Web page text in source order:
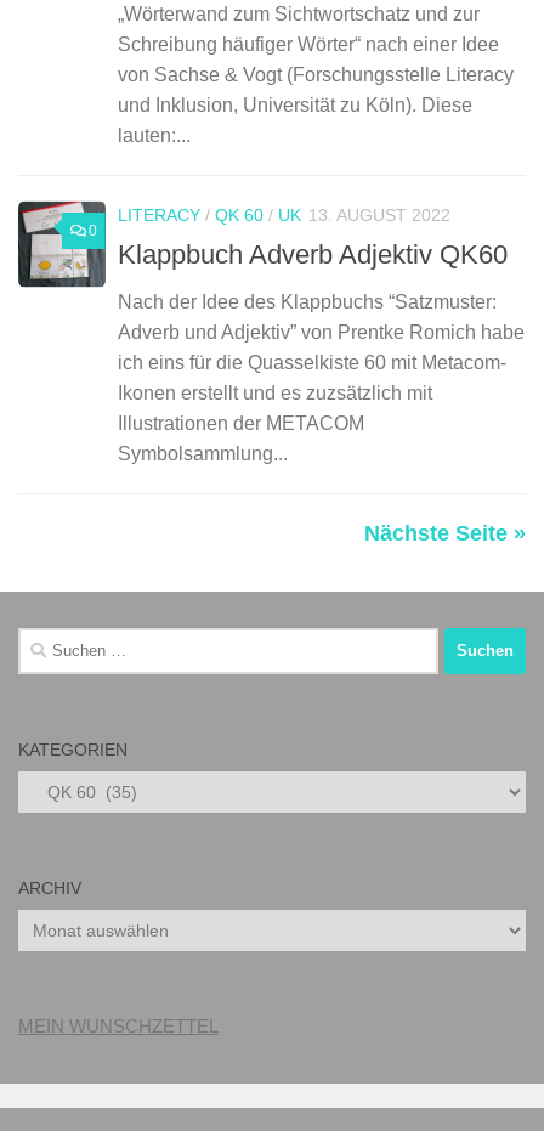
„Wörterwand zum Sichtwortschatz und zur
Schreibung häufiger Wörter“ nach einer Idee
von Sachse & Vogt (Forschungsstelle Literacy
und Inklusion, Universität zu Köln). Diese
lauten:...
0
LITERACY / QK 60 / UK 13. AUGUST 2022
Klappbuch Adverb Adjektiv QK60
Nach der Idee des Klappbuchs “Satzmuster:
Adverb und Adjektiv” von Prentke Romich habe
ich eins für die Quasselkiste 60 mit Metacom-
Ikonen erstellt und es zuzsätzlich mit
Illustrationen der METACOM
Symbolsammlung...
Nächste Seite »
Suchen
nach:
KATEGORIEN
Kategorien
ARCHIV
Archiv
MEIN WUNSCHZETTEL